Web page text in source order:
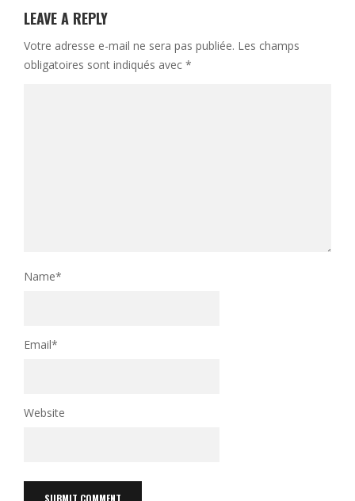
LEAVE A REPLY
Votre adresse e-mail ne sera pas publiée. Les champs
obligatoires sont indiqués avec *
Name*
Email*
Website